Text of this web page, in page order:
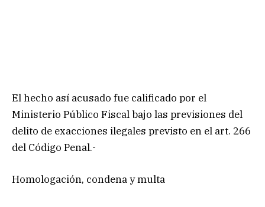
El hecho así acusado fue calificado por el
Ministerio Público Fiscal bajo las previsiones del
delito de exacciones ilegales previsto en el art. 266
del Código Penal.-
Homologación, condena y multa